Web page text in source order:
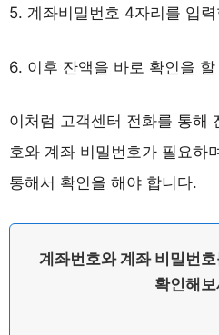
5. 계좌비밀번호 4자리를 입
6. 이후 잔액을 바로 확인을
이처럼 고객센터 전화를 통해
호와 계좌 비밀번호가 필요하
통해서 확인을 해야 합니다.
계좌번호와 계좌 비밀번
확인해